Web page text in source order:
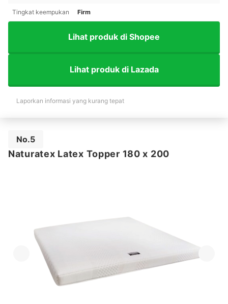
Tingkat keempukan Firm
Lihat produk di Shopee
Lihat produk di Lazada
Laporkan informasi yang kurang tepat
No.5
Naturatex Latex Topper 180 x 200